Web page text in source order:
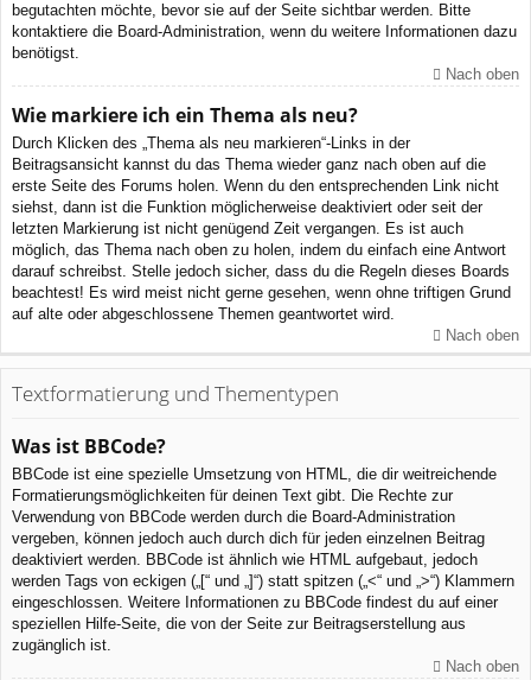
begutachten möchte, bevor sie auf der Seite sichtbar werden. Bitte
kontaktiere die Board-Administration, wenn du weitere Informationen dazu
benötigst.
Nach oben
Wie markiere ich ein Thema als neu?
Durch Klicken des „Thema als neu markieren“-Links in der
Beitragsansicht kannst du das Thema wieder ganz nach oben auf die
erste Seite des Forums holen. Wenn du den entsprechenden Link nicht
siehst, dann ist die Funktion möglicherweise deaktiviert oder seit der
letzten Markierung ist nicht genügend Zeit vergangen. Es ist auch
möglich, das Thema nach oben zu holen, indem du einfach eine Antwort
darauf schreibst. Stelle jedoch sicher, dass du die Regeln dieses Boards
beachtest! Es wird meist nicht gerne gesehen, wenn ohne triftigen Grund
auf alte oder abgeschlossene Themen geantwortet wird.
Nach oben
Textformatierung und Thementypen
Was ist BBCode?
BBCode ist eine spezielle Umsetzung von HTML, die dir weitreichende
Formatierungsmöglichkeiten für deinen Text gibt. Die Rechte zur
Verwendung von BBCode werden durch die Board-Administration
vergeben, können jedoch auch durch dich für jeden einzelnen Beitrag
deaktiviert werden. BBCode ist ähnlich wie HTML aufgebaut, jedoch
werden Tags von eckigen („[“ und „]“) statt spitzen („<“ und „>“) Klammern
eingeschlossen. Weitere Informationen zu BBCode findest du auf einer
speziellen Hilfe-Seite, die von der Seite zur Beitragserstellung aus
zugänglich ist.
Nach oben